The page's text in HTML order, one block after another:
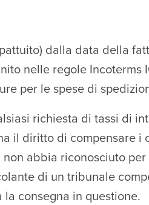
dalla data della
nelle regole Incoterms
per le spese di
richiesta di tassi di
il diritto di compensare i
abbia riconosciuto
di un tribunale
consegna in questione.